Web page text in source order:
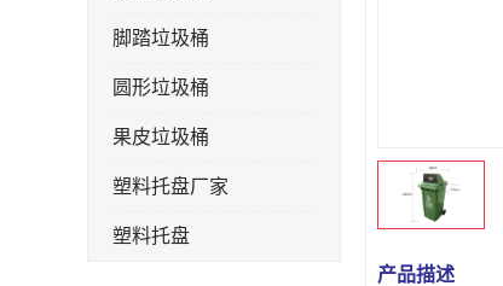
脚踏垃圾桶
圆形垃圾桶
果皮垃圾桶
塑料托盘厂家
塑料托盘
产品描述